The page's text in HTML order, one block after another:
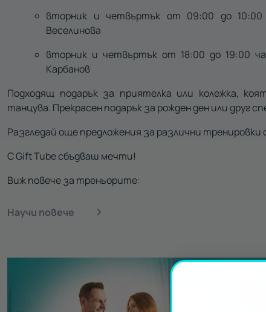
вторник и четвъртък от 09:00 до
Веселинова
вторник и четвъртък от 18:00 до 19:00
Карбанов
Подходящ подарък за приятелка или колежка,
танцува. Прекрасен подарък за рожден ден или друг
Разгледай още предложения за различни
С Gift Tube сбъдваш мечти!
Виж повече за треньорите:
Научи повече